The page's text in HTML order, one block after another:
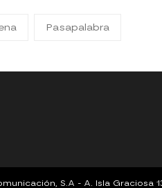
Pasapalabra
S.A - A. Isla Graciosa